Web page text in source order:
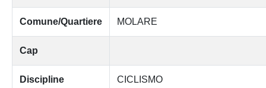
Comune/Quartiere MOLARE
Cap
Discipline
CICLISMO